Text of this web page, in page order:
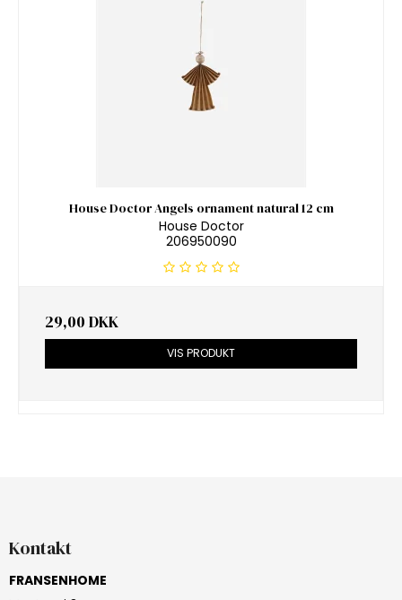
House Doctor Angels ornament natural 12 cm
House Doctor
206950090
29,00 DKK
VIS PRODUKT
Kontakt
FRANSENHOME